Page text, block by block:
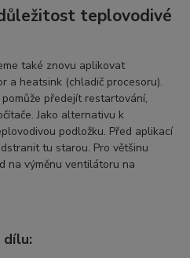
teplovodivé
také znovu aplikovat
a heatsink (chladič procesoru).
předejít restartování,
Jako alternativu k
podložku. Před aplikací
tu starou. Pro většinu
na výměnu ventilátoru na
dílu: